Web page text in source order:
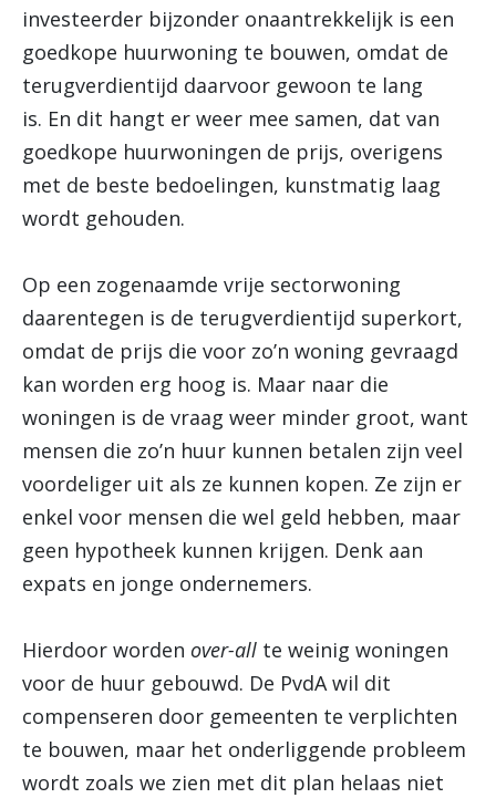
investeerder bijzonder onaantrekkelijk is een
goedkope huurwoning te bouwen, omdat de
terugverdientijd daarvoor gewoon te lang
is. En dit hangt er weer mee samen, dat van
goedkope huurwoningen de prijs, overigens
met de beste bedoelingen, kunstmatig laag
wordt gehouden.
Op een zogenaamde vrije sectorwoning
daarentegen is de terugverdientijd superkort,
omdat de prijs die voor zo’n woning gevraagd
kan worden erg hoog is. Maar naar die
woningen is de vraag weer minder groot, want
mensen die zo’n huur kunnen betalen zijn veel
voordeliger uit als ze kunnen kopen. Ze zijn er
enkel voor mensen die wel geld hebben, maar
geen hypotheek kunnen krijgen. Denk aan
expats en jonge ondernemers.
Hierdoor worden over-all te weinig woningen
voor de huur gebouwd. De PvdA wil dit
compenseren door gemeenten te verplichten
te bouwen, maar het onderliggende probleem
wordt zoals we zien met dit plan helaas niet